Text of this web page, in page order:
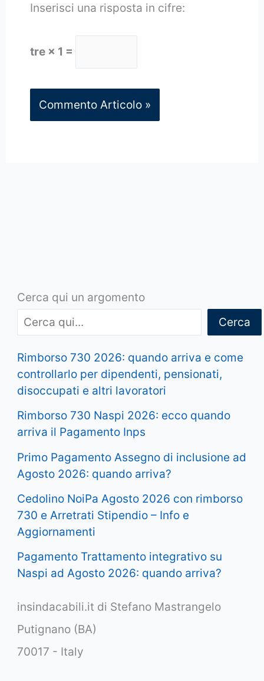
Inserisci una risposta in cifre:
tre × 1 =
Cerca qui un argomento
Cerca
Rimborso 730 2026: quando arriva e come
controllarlo per dipendenti, pensionati,
disoccupati e altri lavoratori
Rimborso 730 Naspi 2026: ecco quando
arriva il Pagamento Inps
Primo Pagamento Assegno di inclusione ad
Agosto 2026: quando arriva?
Cedolino NoiPa Agosto 2026 con rimborso
730 e Arretrati Stipendio – Info e
Aggiornamenti
Pagamento Trattamento integrativo su
Naspi ad Agosto 2026: quando arriva?
insindacabili.it di Stefano Mastrangelo
Putignano (BA)
70017 - Italy